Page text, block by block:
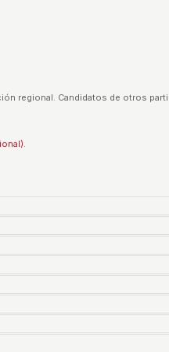
regional. Candidatos de otros